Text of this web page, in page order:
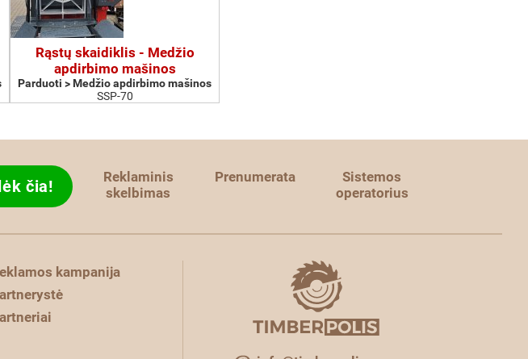
Rąstų skaidiklis - Medžio
apdirbimo mašinos
Parduoti > Medžio apdirbimo mašinos
SSP-70
čia!
Reklaminis
skelbimas
Prenumerata
Sistemos
operatorius
kampanija